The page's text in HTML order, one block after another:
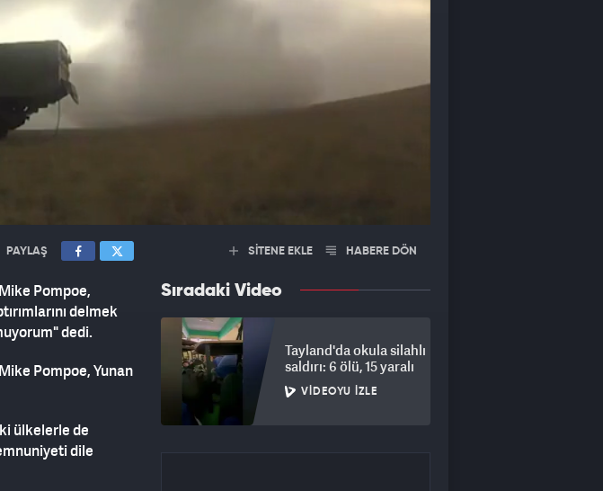
PAYLAŞ
Pompoe,
delmek
dedi.
Pompoe, Yunan
ülkelerle de
dile
SİTENE EKLE HABERE DÖN
Sıradaki Video
Tayland'da okula silahlı
saldırı: 6 ölü, 15 yaralı
VIDEOYU İZLE